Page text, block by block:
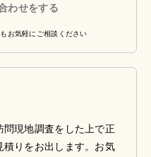
わせをする
お気軽にご相談ください
問現地調査をした上で正
積りをお出します。お気